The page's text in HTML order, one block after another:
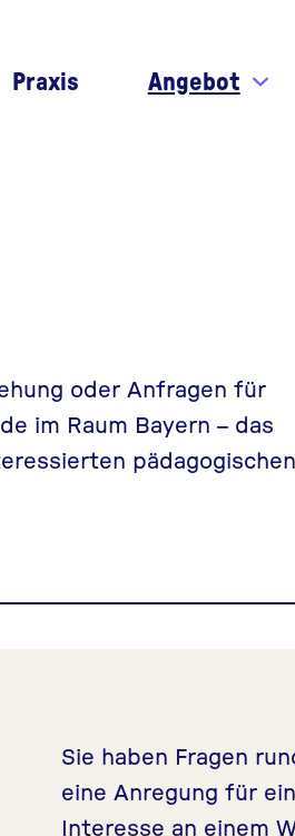
Praxis Angebot
oder Anfragen für
im Raum Bayern – das
pädagogischen
Sie haben Fragen
eine Anregung für
Interesse an einem